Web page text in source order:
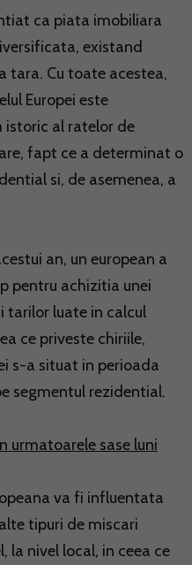
ca piata imobiliara
existand
tara. Cu toate acestea,
Europei este
istoric al ratelor de
fapt ce a determinat o
si, de asemenea, a
an, un european a
pentru achizitia unei
tarilor luate in calcul
ce priveste chiriile,
s-a situat in perioada
segmentul rezidential.
urmatoarele sase luni
va fi influentata
tipuri de miscari
la nivel local, in ceea ce